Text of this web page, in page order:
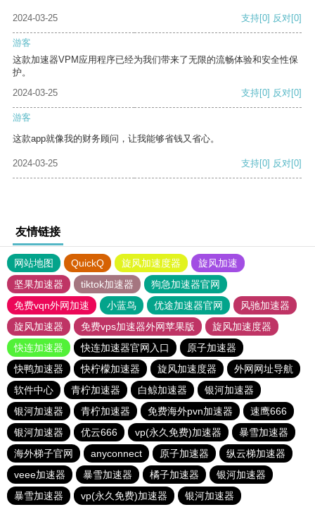
2024-03-25 支持[0] 反对[0]
游客
这款加速器VPM应用程序已经为我们带来了无限的流畅体验和安全性保
护。
2024-03-25
支持[0] 反对[0]
游客
这款app就像我的财务顾问，让我能够省钱又省心。
2024-03-25 支持[0] 反对[0]
友情链接
网站地图 QuickQ 旋风加速度器
旋风加速
坚果加速器
tiktok加速器
狗急加速器官网
免费vqn外网加速
小蓝鸟 优途加速器官网
风驰加速器
旋风加速器
免费vps加速器外网苹果版
旋风加速度器
快连加速器
快连加速器官网入口
原子加速器
快鸭加速器
快柠檬加速器 旋风加速度器
外网网址导航
软件中心
青柠加速器 白鲸加速器
银河加速器
银河加速器
青柠加速器 免费海外pvn加速器
速鹰666
银河加速器
优云666 vp(永久免费)加速器
暴雪加速器
海外梯子官网
anyconnect 原子加速器
纵云梯加速器
veee加速器
暴雪加速器 橘子加速器
银河加速器
暴雪加速器
vp(永久免费)加速器 银河加速器